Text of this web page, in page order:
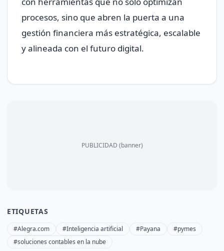
procesos, sino que abren la puerta a una
gestión financiera más estratégica, escalable
y alineada con el futuro digital.
PUBLICIDAD (banner)
ETIQUETAS
#Alegra.com #Inteligencia artificial #Payana
#pymes
#soluciones contables en la nube